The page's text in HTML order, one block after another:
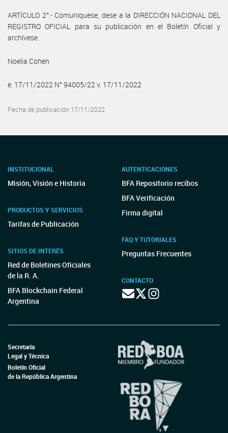
ARTÍCULO 2°.- Comuníquese, dese a la DIRECCIÓN NACIONAL DEL
REGISTRO OFICIAL para su publicación en el Boletín Oficial y
archívese.
Noelia Cohen
e. 17/11/2022 N° 94005/22 v. 17/11/2022
Fecha de publicación 17/11/2022
INSTITUCIONAL
Misión, Visión e Historia
PRODUCTOS Y SERVICIOS
Tarifas de Publicación
SITIOS DE INTERÉS
Red de Boletines Oficiales
de la R. A.
BFA Blockchain Federal
Argentina
AUTENTICACIONES
BFA Repositorio recibos
BFA Verificación
Firma digital
FAQ Y TUTORIALES
Preguntas Frecuentes
CONTACTO
Secretaría
Legal y Técnica
Boletín Oficial
de la República Argentina